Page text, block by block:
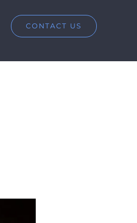
CONTACT US